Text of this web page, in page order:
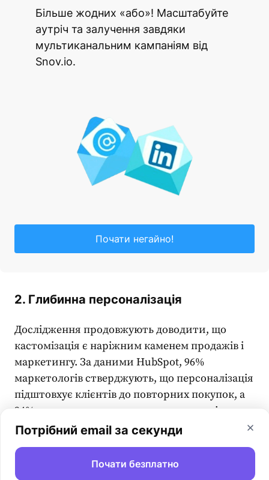
Більше жодних «або»! Масштабуйте
аутріч та залучення завдяки
мультиканальним кампаніям від
Snov.io.
Почати негайно!
2. Глибинна персоналізація
Дослідження продовжують доводити, що
кастомізація є наріжним каменем продажів і
маркетингу. За даними HubSpot, 96%
маркетологів стверджують, що персоналізація
підштовхує клієнтів до повторних покупок, а
94% кажуть, що вона стимулює продажі та
зростання бізнесу.
При цьому дехто вважає, щоавтоматизація
маркетингу
Потрібний email за секунди
Почати безплатно